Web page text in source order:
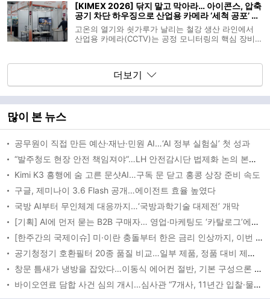
결합해 기계가 스스로 인지하고 반응하는 '제조 AX(AI
전환)' 기술이 전면 배
[KIMEX 2026] 닦지 말고 막아라… 아이콘스, 압축
공기 차단 하우징으로 산업용 카메라 ‘세척 공포’ 덜
어
고온의 열기와 쇳가루가 날리는 철강 생산 라인에서
산업용 카메라(CCTV)는 공정 모니터링의 핵심 장비
비에 접근해 렌즈를 닦아내는 과정에서 안전사고 위험
도 뒤따른다. 비전시스템 전문
더보기
많이 본 뉴스
공무원이 직접 만든 예산·재난·민원 AI…‘AI 정부 실험실’ 첫 성과
“발주청도 현장 안전 책임져야”…LH 안전감시단 법제화 논의 본격화
Kimi K3 흥행에 숨 고른 문샷AI…구독 문 닫고 홍콩 상장 준비 속도
구글, 제미나이 3.6 Flash 공개…에이전트 효율 높였다
국방 AI부터 무인체계 대응까지…‘국방과학기술 대제전’ 개막
[기획] AI에 먼저 묻는 B2B 구매자… 영업·마케팅도 ‘카탈로그’에서 ‘AEO’로
[한주간의 국제이슈] 미·이란 충돌부터 한은 금리 인상까지, 이번 주 글로벌 변수 총집합
공기청정기 호환필터 20종 품질 비교…일부 제품, 정품 대비 제거성능 떨어져
창문 틈새가 냉방을 잡았다…이동식 에어컨 절반, 기본 구성으론 ‘버거운 24도’
바이오연료 담합 사건 심의 개시…심사관 “7개사, 11년간 입찰·물량 배분”